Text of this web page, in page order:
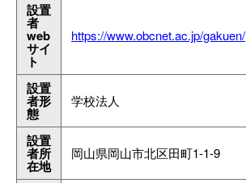
設置
者
web
サイ
ト
https://www.obcnet.ac.jp/gakuen/
設置
者形
態
学校法人
設置
者所
在地
岡山県岡山市北区田町1-1-9